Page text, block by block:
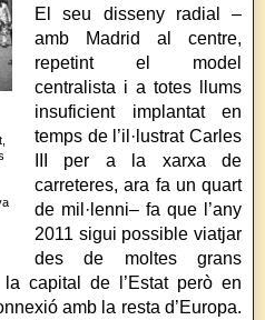
El seu disseny radial –
amb Madrid al centre,
repetint el model
centralista i a totes llums
insuficient implantat en
temps de l’il·lustrat Carles
III per a la xarxa de
carreteres, ara fa un quart
de mil·lenni– fa que l’any
2011 sigui possible viatjar
des de moltes grans
capital de l’Estat però en
amb la resta d’Europa.